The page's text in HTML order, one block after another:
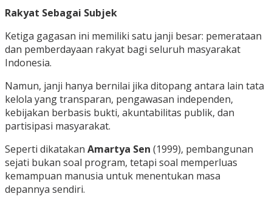
Rakyat Sebagai Subjek
Ketiga gagasan ini memiliki satu janji besar: pemerataan
dan pemberdayaan rakyat bagi seluruh masyarakat
Indonesia.
Namun, janji hanya bernilai jika ditopang antara lain tata
kelola yang transparan, pengawasan independen,
kebijakan berbasis bukti, akuntabilitas publik, dan
partisipasi masyarakat.
Seperti dikatakan Amartya Sen (1999), pembangunan
sejati bukan soal program, tetapi soal memperluas
kemampuan manusia untuk menentukan masa
depannya sendiri.